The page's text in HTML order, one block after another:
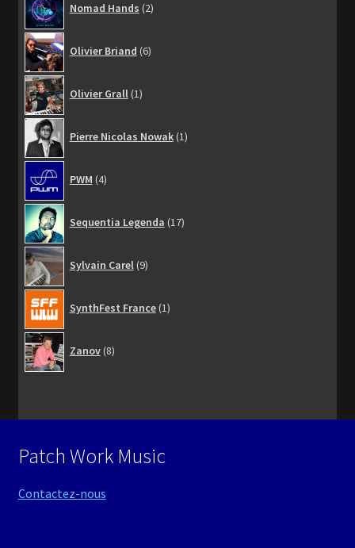
Nomad Hands 2produits
Olivier Briand 6produits
Olivier Grall 1produit
Pierre Nicolas Nowak 1produit
PWM 4produits
Sequentia Legenda 17produits
Sylvain Carel 9produits
SynthFest France 1produit
Zanov 8produits
Patch Work Music
Contactez-nous